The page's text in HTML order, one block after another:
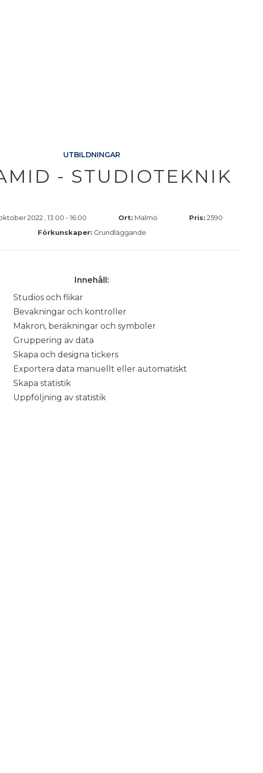
UTBILDNINGAR
- STUDIOTEKNIK
2022 , 13:00 - 16:00 Ort: Malmö Pris: 2590
Förkunskaper: Grundläggande
Innehåll:
Studios och flikar
Bevakningar och kontroller
Makron, beräkningar och symboler
Gruppering av data
Skapa och designa tickers
Exportera data manuellt eller automatiskt
Skapa statistik
Uppföljning av statistik